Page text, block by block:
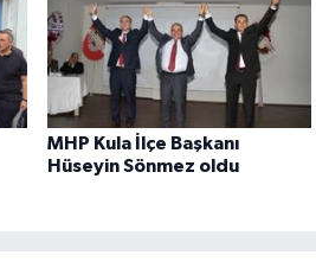
MHP Kula İlçe Başkanı
Hüseyin Sönmez oldu